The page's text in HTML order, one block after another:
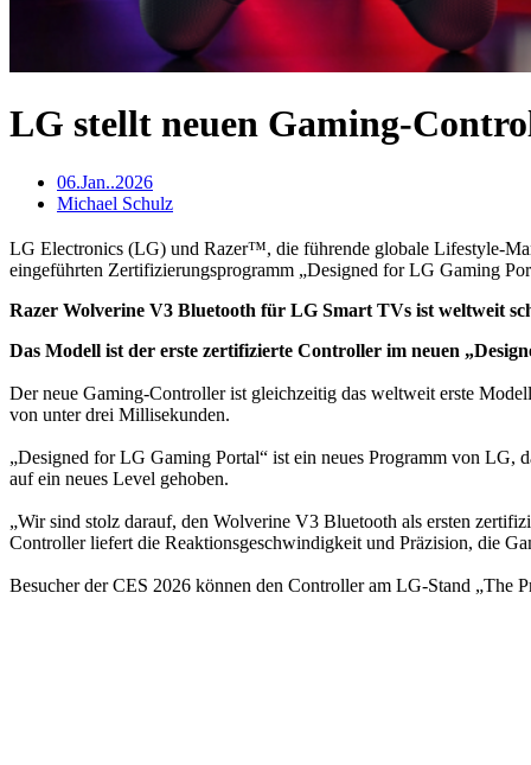
LG stellt neuen Gaming-
06.Jan..2026
Michael Schulz
LG Electronics (LG) und Razer™, die führende globale Lifestyle-
eingeführten Zertifizierungsprogramm „Designed for LG Gaming
Razer Wolverine V3 Bluetooth für LG Smart TVs ist weltweit
Das Modell ist der erste zertifizierte Controller im neuen
Der neue Gaming-Controller ist gleichzeitig das weltweit erste
von unter drei Millisekunden.
„Designed for LG Gaming Portal“ ist ein neues Programm von
auf ein neues Level gehoben.
„Wir sind stolz darauf, den Wolverine V3 Bluetooth als ersten
Controller liefert die Reaktionsgeschwindigkeit und Präzision, die
Besucher der CES 2026 können den Controller am LG-Stand „The